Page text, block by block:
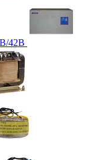
42В